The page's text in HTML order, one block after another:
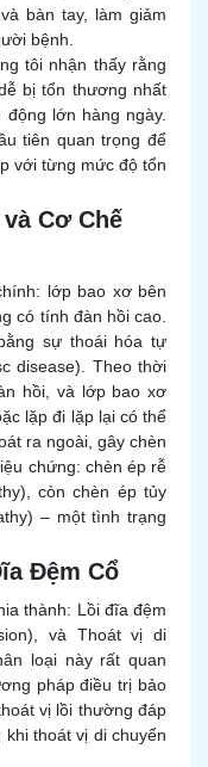
bàn tay, làm giảm
bệnh.
tôi nhận thấy rằng
bị tổn thương nhất
lớn hàng ngày.
tiên quan trọng để
với từng mức độ tổn
Cơ Chế
lớp bao xơ bên
có tính đàn hồi cao.
sự thoái hóa tự
disease). Theo thời
hồi, và lớp bao xơ
lặp đi lặp lại có thể
ra ngoài, gây chèn
chứng: chèn ép rễ
còn chèn ép tủy
– một tình trạng
Đệm Cổ
thành: Lồi đĩa đệm
và Thoát vị di
loại này rất quan
pháp điều trị bảo
vị lồi thường đáp
thoát vị di chuyển